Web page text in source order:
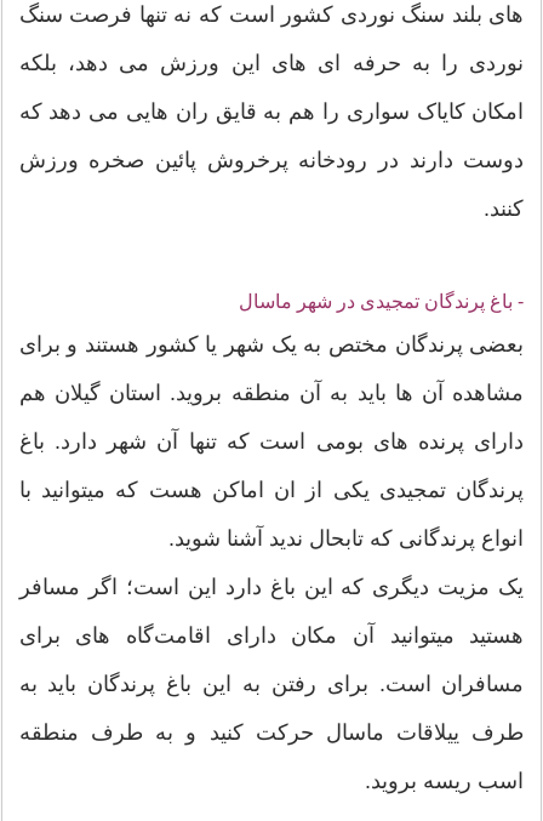
های بلند سنگ نوردی کشور است که نه تنها فرصت سنگ
نوردی را به حرفه ای های این ورزش می دهد، بلکه
امکان کایاک سواری را هم به قایق ران هایی می دهد که
دوست دارند در رودخانه پرخروش پائین صخره ورزش
کنند.
- باغ پرندگان تمجیدی در شهر ماسال
بعضی پرندگان مختص به یک شهر یا کشور هستند و برای
مشاهده آن ها باید به آن منطقه بروید. استان گیلان هم
دارای پرنده های بومی است که تنها آن شهر دارد. باغ
پرندگان تمجیدی یکی از ان اماکن هست که میتوانید با
انواع پرندگانی که تابحال ندید آشنا شوید.
یک مزیت دیگری که این باغ دارد این است؛ اگر مسافر
هستید میتوانید آن مکان دارای اقامت‌گاه های برای
مسافران است. برای رفتن به این باغ پرندگان باید به
طرف ییلاقات ماسال حرکت کنید و به طرف منطقه
اسب ریسه بروید.